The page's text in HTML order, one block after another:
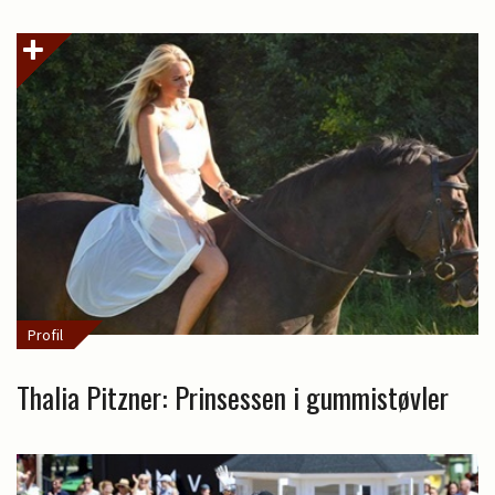
Profil
Thalia Pitzner: Prinsessen i gummistøvler